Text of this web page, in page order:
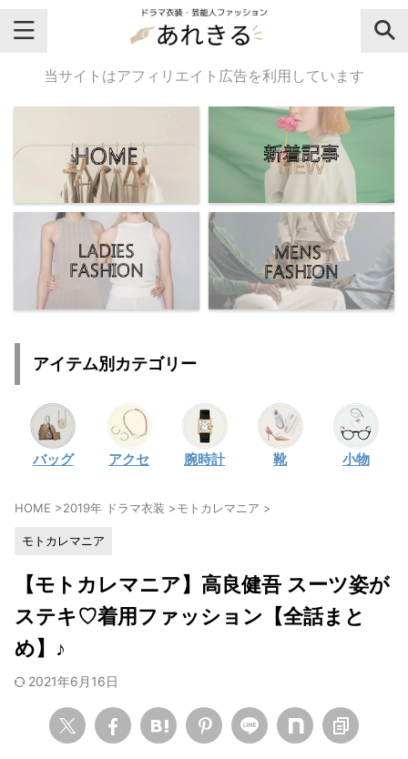
＼芸能人名・ドラマ名で検索♪／
気になるドラマ名や芸能人名でおし
ゃれなドラマ衣装・ファッションを
チェックしてね♪
【よく検索されてる女性芸能人】
・
広瀬すず
川口春奈
・ 石原さとみ
・広瀬アリス
永野芽郁
・ 波瑠
・奈緒
・ 高畑充希
・ さとうほなみ
水川あさみ
田中みな実
当サイトはアフィリエイト広告を利用しています
アイテム別カテゴリー
バッグ アクセ 腕時計 靴 小物
HOME >2019年 ドラマ衣装 >モトカレマニア >
モトカレマニア
【モトカレマニア】高良健吾 スーツ姿が
ステキ♡着用ファッション【全話まと
め】♪
2021年6月16日